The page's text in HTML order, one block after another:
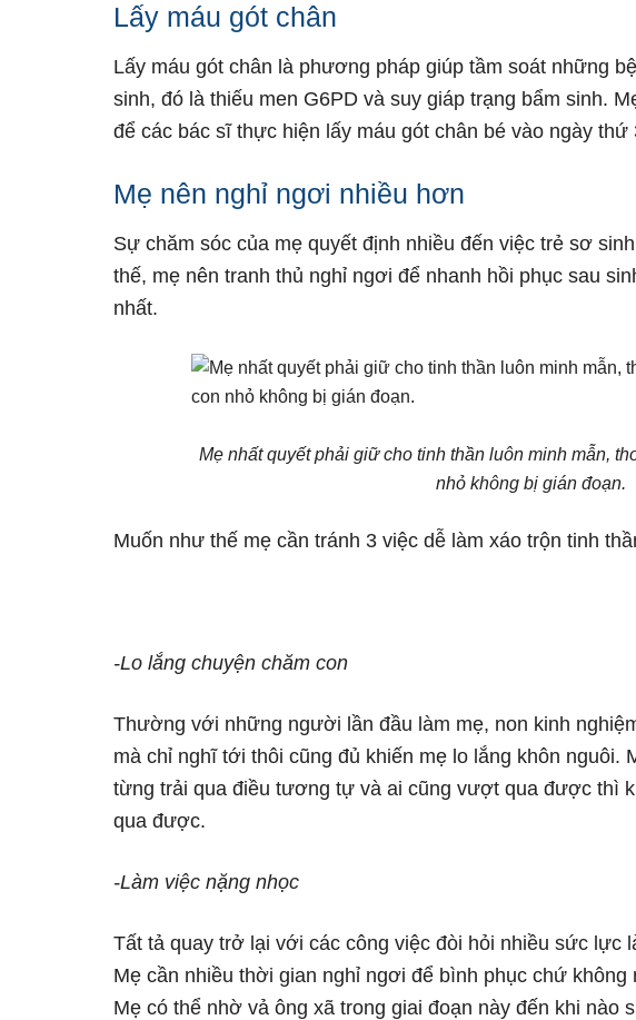
Lấy máu gót chân
Lấy máu gót chân là phương pháp giúp tầm soát những
sinh, đó là thiếu men G6PD và suy giáp trạng bẩm sinh.
để các bác sĩ thực hiện lấy máu gót chân bé vào ngày
Mẹ nên nghỉ ngơi nhiều hơn
Sự chăm sóc của mẹ quyết định nhiều đến việc trẻ sơ
thế, mẹ nên tranh thủ nghỉ ngơi để nhanh hồi phục sau
nhất.
Mẹ nhất quyết phải giữ cho tinh thần luôn minh mẫn,
nhỏ không bị gián đoạn.
Muốn như thế mẹ cần tránh 3 việc dễ làm xáo trộn tinh
-Lo lắng chuyện chăm con
Thường với những người lần đầu làm mẹ, non kinh
mà chỉ nghĩ tới thôi cũng đủ khiến mẹ lo lắng khôn nguôi.
từng trải qua điều tương tự và ai cũng vượt qua được thì
qua được.
-Làm việc nặng nhọc
Tất tả quay trở lại với các công việc đòi hỏi nhiều sức lực
Mẹ cần nhiều thời gian nghỉ ngơi để bình phục chứ không
Mẹ có thể nhờ vả ông xã trong giai đoạn này đến khi nào